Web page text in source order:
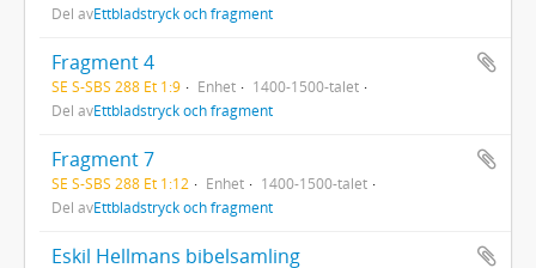
Del avEttbladstryck och fragment
Fragment 4
SE S-SBS 288 Et 1:9 Enhet
1400-1500-talet
Del avEttbladstryck och fragment
Fragment 7
SE S-SBS 288 Et 1:12 Enhet
1400-1500-talet
Del avEttbladstryck och fragment
Eskil Hellmans bibelsamling